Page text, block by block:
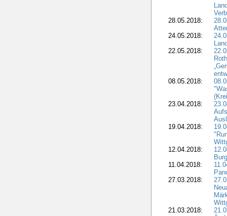
28.05.2018:
24.05.2018:
22.05.2018:
08.05.2018:
23.04.2018:
19.04.2018:
12.04.2018:
11.04.2018:
27.03.2018:
21.03.2018: